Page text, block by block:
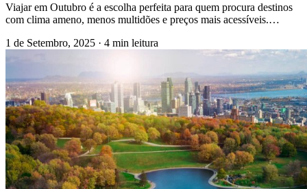
Viajar em Outubro é a escolha perfeita para quem procura destinos
com clima ameno, menos multidões e preços mais acessíveis.…
1 de Setembro, 2025 · 4 min leitura